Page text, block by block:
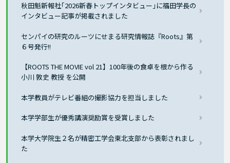
秋田魁新報社｢2026新春トップインタビュー｣に福田学長の
インタビュー記事が掲載されました
センパイの研究のルーツにせまる研究情報誌『Roots』第
６号発行!!
【ROOTS THE MOVIE vol 21】100年後の食卓を根から作る
小川 敦史 教授 を公開
本学教員がテレビ番組の撮影協力を担当しました
本学学部生が優秀講演奨励賞を受賞しました
本学大学院生２名が精密工学会東北支部から表彰されまし
た